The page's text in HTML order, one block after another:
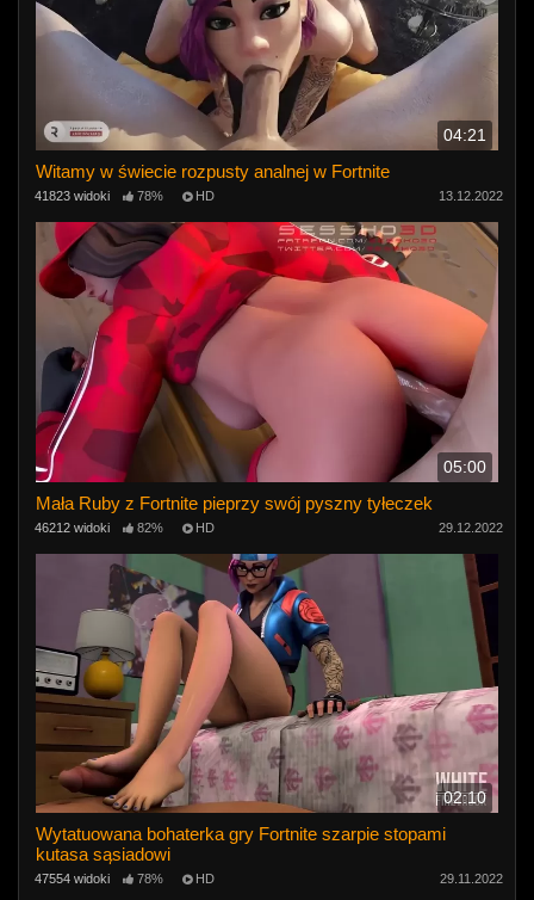
04:21
Witamy w świecie rozpusty analnej w Fortnite
41823 widoki 78% HD 13.12.2022
05:00
Mała Ruby z Fortnite pieprzy swój pyszny tyłeczek
46212 widoki 82% HD 29.12.2022
02:10
Wytatuowana bohaterka gry Fortnite szarpie stopami
kutasa sąsiadowi
47554 widoki 78% HD 29.11.2022